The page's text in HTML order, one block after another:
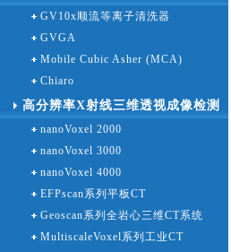
GV10x顺流等离子清洗器
GVGA
Mobile Cubic Asher (MCA)
Chiaro
高分辨率X射线三维透视成像检测
设备nanoVoxel 2000
nanoVoxel 3000
nanoVoxel 4000
EFPscan系列平板CT
Geoscan系列全岩心三维CT系统
MultiscaleVoxel系列工业CT